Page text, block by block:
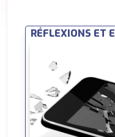
RÉFLEXIONS ET